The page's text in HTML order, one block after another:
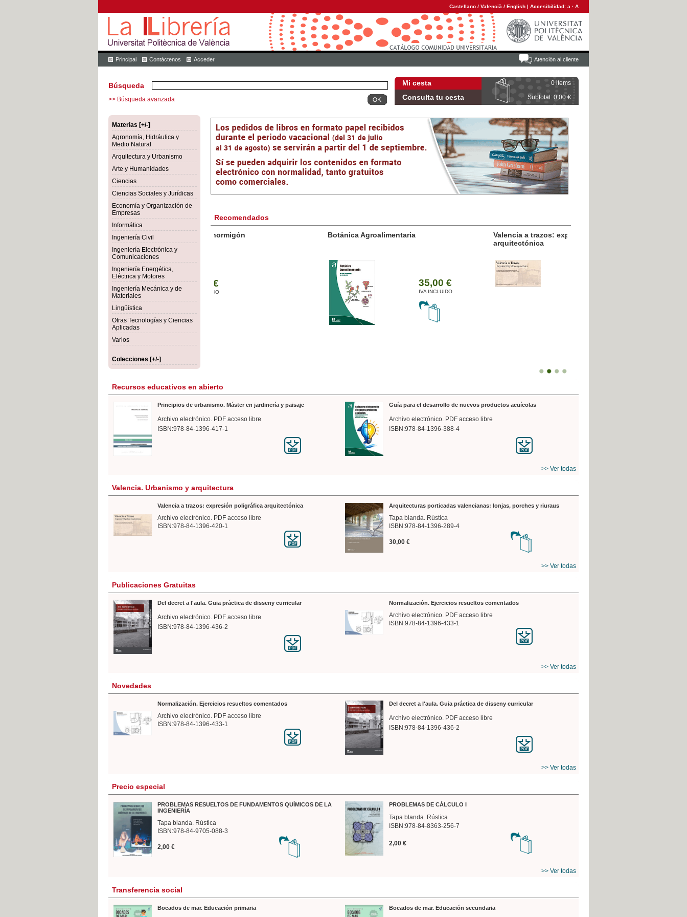
Castellano / Valencià / English | Accesibilidad: a · A
Atención al cliente
Principal Contáctenos Acceder
Mi cesta 0 items
Consulta tu cesta Subtotal: 0,00 €
Búsqueda
>> Búsqueda avanzada
Materias [+/-]
Agronomía, Hidráulica y
Medio Natural
Arquitectura y Urbanismo
Arte y Humanidades
Ciencias
Ciencias Sociales y Jurídicas
Economía y Organización de
Empresas
Informática
Ingeniería Civil
Ingeniería Electrónica y
Comunicaciones
Ingeniería Energética,
Eléctrica y Motores
Ingeniería Mecánica y de
Materiales
Lingüística
Otras Tecnologías y Ciencias
Aplicadas
Varios
Colecciones [+/-]
Recomendados
Botánica Agroalimentaria
35,00 €
IVA INCLUIDO
Valencia a trazos: expresión poligráfica
Recursos educativos en abierto
Principios de urbanismo. Máster en jardinería y paisaje
Archivo electrónico. PDF acceso libre
ISBN:978-84-1396-417-1
Guía para el desarrollo de nuevos productos acuícolas
Archivo electrónico. PDF acceso libre
ISBN:978-84-1396-388-4
>> Ver todas
Valencia. Urbanismo y arquitectura
Valencia a trazos: expresión poligráfica arquitectónica
Archivo electrónico. PDF acceso libre
ISBN:978-84-1396-420-1
Arquitecturas porticadas valencianas: lonjas, porches y riuraus
Tapa blanda. Rústica
ISBN:978-84-1396-289-4
30,00 €
>> Ver todas
Publicaciones Gratuitas
Del decret a l'aula. Guia práctica de disseny curricular
Archivo electrónico. PDF acceso libre
ISBN:978-84-1396-436-2
Normalización. Ejercicios resueltos comentados
Archivo electrónico. PDF acceso libre
ISBN:978-84-1396-433-1
>> Ver todas
Novedades
Normalización. Ejercicios resueltos comentados
Archivo electrónico. PDF acceso libre
ISBN:978-84-1396-433-1
Del decret a l'aula. Guia práctica de disseny curricular
Archivo electrónico. PDF acceso libre
ISBN:978-84-1396-436-2
>> Ver todas
Precio especial
PROBLEMAS RESUELTOS DE FUNDAMENTOS QUÍMICOS DE LA
INGENIERÍA
Tapa blanda. Rústica
ISBN:978-84-9705-088-3
2,00 €
PROBLEMAS DE CÁLCULO I
Tapa blanda. Rústica
ISBN:978-84-8363-256-7
2,00 €
>> Ver todas
Transferencia social
Bocados de mar. Educación primaria Bocados de mar. Educación secundaria